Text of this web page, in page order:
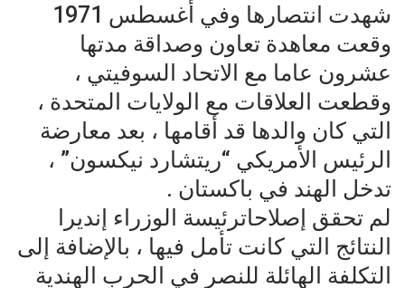
شهدت انتصارها وفي أغسطس 1971
وقعت معاهدة تعاون وصداقة مدتها
عشرون عاما مع الاتحاد السوفيتي ،
وقطعت العلاقات مع الولايات المتحدة ،
التي كان والدها قد أقامها ، بعد معارضة
الرئيس الأمريكي “ريتشارد نيكسون” ،
تدخل الهند في باكستان .
لم تحقق إصلاحاترئيسة الوزراء إنديرا
النتائج التي كانت تأمل فيها ، بالإضافة إلى
التكلفة الهائلة للنصر في الحرب الهندية